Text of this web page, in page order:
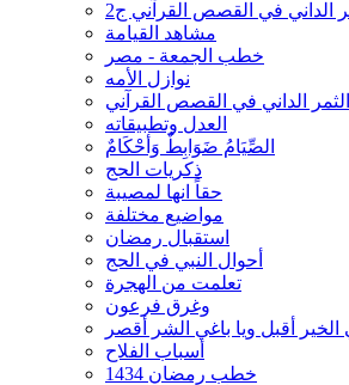
الداني في القصص القرآني ج2
مشاهد القيامة
خطب الجمعة - مصر
نوازل الأمه
الثمر الداني في القصص القرآني
العدل وتطبيقاته
الصِّيَامُ ضَوَابِطٌ وَأحْكَامٌ
ذكريات الحج
حقاً انها لمصيبة
مواضيع مختلفة
استقبال رمضان
أحوال النبي في الحج
تعلمت من الهجرة
وغرق فرعون
الخير أقبل ويا باغي الشر أقصر
أسباب الفلاح
خطب رمضان 1434